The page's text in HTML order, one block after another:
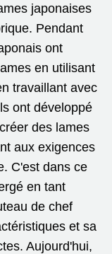
japonaises
Pendant
ont
en utilisant
travaillant avec
ont développé
des lames
aux exigences
C'est dans ce
en tant
de chef
et sa
Aujourd'hui,